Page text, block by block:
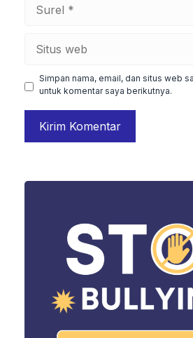
Simpan nama, email, dan situs web
untuk komentar saya berikutnya.